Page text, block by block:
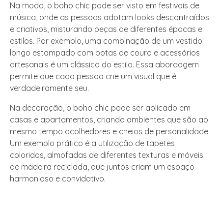
Na moda, o boho chic pode ser visto em festivais de
música, onde as pessoas adotam looks descontraídos
e criativos, misturando peças de diferentes épocas e
estilos. Por exemplo, uma combinação de um vestido
longo estampado com botas de couro e acessórios
artesanais é um clássico do estilo. Essa abordagem
permite que cada pessoa crie um visual que é
verdadeiramente seu.
Na decoração, o boho chic pode ser aplicado em
casas e apartamentos, criando ambientes que são ao
mesmo tempo acolhedores e cheios de personalidade.
Um exemplo prático é a utilização de tapetes
coloridos, almofadas de diferentes texturas e móveis
de madeira reciclada, que juntos criam um espaço
harmonioso e convidativo.